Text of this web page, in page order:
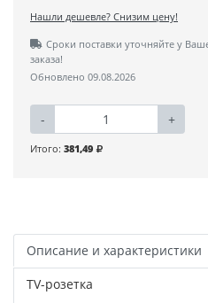
Нашли дешевле? Снизим цену!
Сроки поставки уточняйте у
заказа!
Обновлено 09.08.2026
- +
Итого: 381,49
Описание и характеристики
TV-розетка